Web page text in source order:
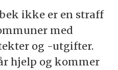
ikke er en straff
med
og -utgifter.
hjelp og kommer